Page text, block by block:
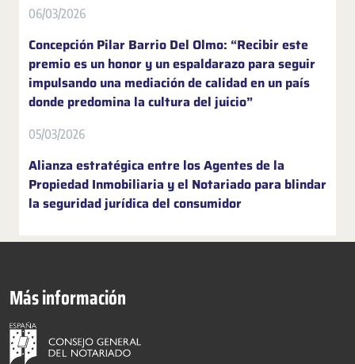
06/03/2026
Concepción Pilar Barrio Del Olmo: “Recibir este
premio es un honor y un espaldarazo para seguir
impulsando una mediación de calidad en un país
donde predomina la cultura del juicio”
05/03/2026
Alianza estratégica entre los Agentes de la
Propiedad Inmobiliaria y el Notariado para blindar
la seguridad jurídica del consumidor
Más información